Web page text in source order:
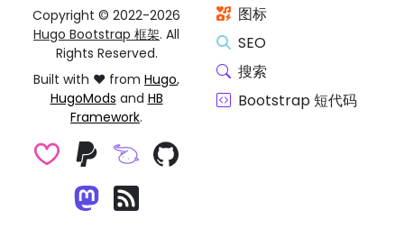
Copyright © 2022-2026
Hugo Bootstrap 框架. All
Rights Reserved.
Built with ❤️ from Hugo,
HugoMods and HB
Framework.
图标
SEO
搜索
Bootstrap 短代码